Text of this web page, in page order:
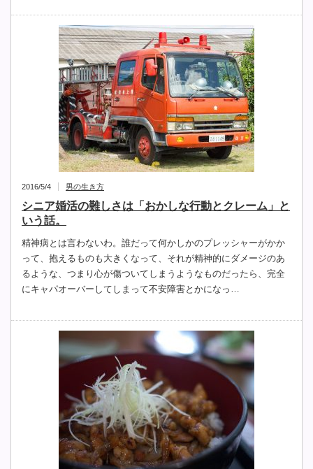
2016/5/4 男の生き方
シニア婚活の難しさは「おかしな行動とクレーム」と
いう話。
精神病とは言わないわ。誰だって何かしかのプレッシャーがかか
って、抱えるものも大きくなって、それが精神的にダメージのあ
るような、つまり心が傷ついてしまうようなものだったら、完全
にキャパオーバーしてしまって不安障害とかになっ…